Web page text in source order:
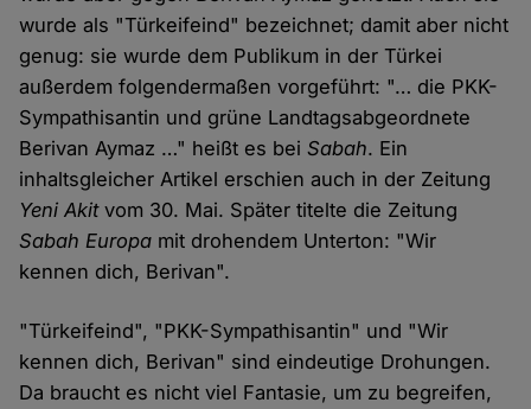
wurde als "Türkeifeind" bezeichnet; damit aber nicht
genug: sie wurde dem Publikum in der Türkei
außerdem folgendermaßen vorgeführt: "… die PKK-
Sympathisantin und grüne Landtagsabgeordnete
Berivan Aymaz …" heißt es beiSabah. Ein
inhaltsgleicher Artikel erschien auch in der Zeitung
Yeni Akitvom 30. Mai. Später titelte die Zeitung
Sabah Europa mit drohendem Unterton: "Wir
kennen dich, Berivan".
"Türkeifeind", "PKK-Sympathisantin" und "Wir
kennen dich, Berivan" sind eindeutige Drohungen.
Da braucht es nicht viel Fantasie, um zu begreifen,